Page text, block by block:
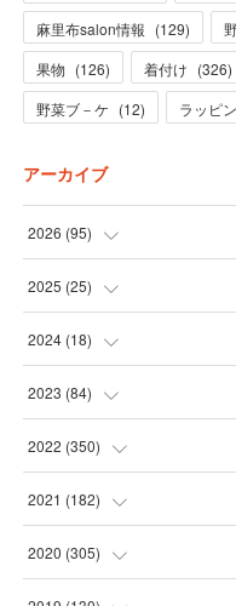
麻里布salon情報 (129)
果物 (126) 着付け (326)
野菜ブ－ケ (12) ラッピ
アーカイブ
2026 (95)
(5
(31 )
(28
(31
2025 (25)
(3
(19 )
(1)
(1)
2024(18)
(1
(12
(2)
(1)
2023 (84)
(1)
(24
(24
(1)
2022 (350)
(16
(30
(31
2021 (182)
(25
(17
2020 (305)